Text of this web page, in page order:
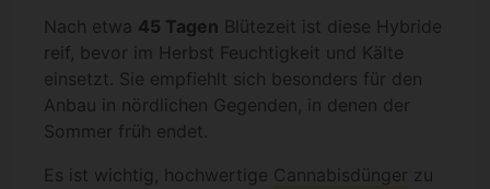
Nach etwa 45 Tagen Blütezeit ist diese Hybride
reif, bevor im Herbst Feuchtigkeit und Kälte
einsetzt. Sie empfiehlt sich besonders für den
Anbau in nördlichen Gegenden, in denen der
Sommer früh endet.
Es ist wichtig, hochwertige Cannabisdünger zu